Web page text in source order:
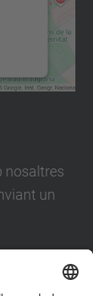
nosaltres
un